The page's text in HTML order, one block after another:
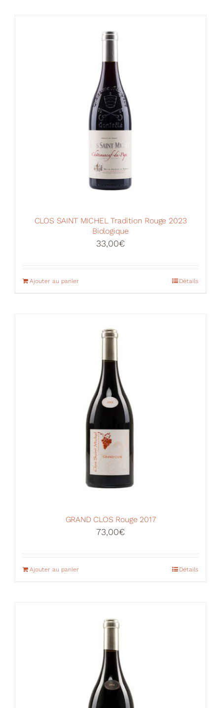
CLOS SAINT MICHEL Tradition Rouge 2023
Biologique
33,00€
Ajouter au panier Détails
GRAND CLOS Rouge 2017
73,00€
Ajouter au panier Détails